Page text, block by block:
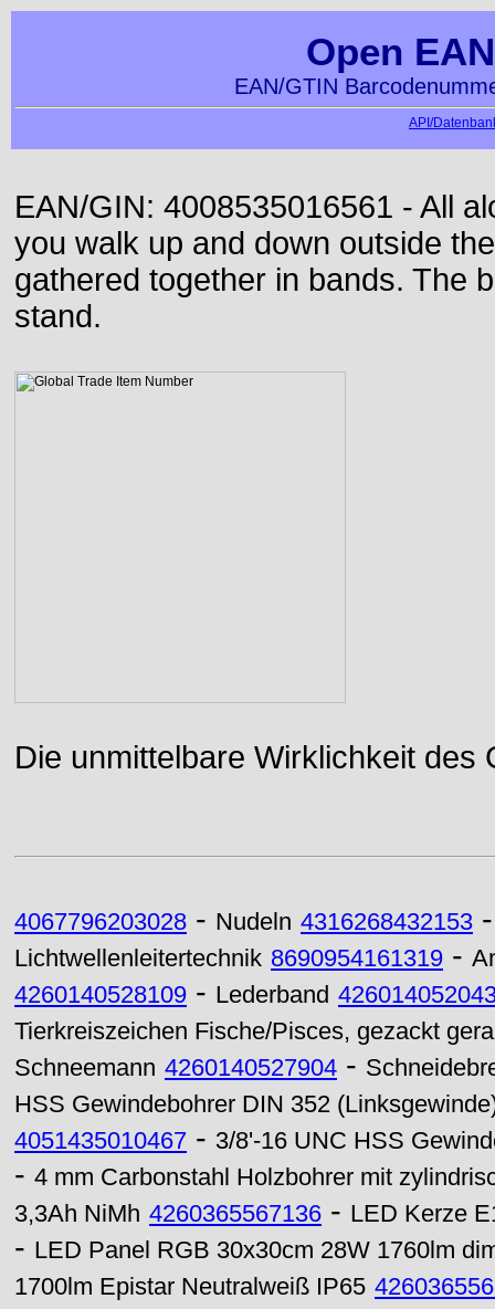
Open
EAN/GTIN
API/
EAN/GIN: 4008535016561 - All
you walk up and down outside
gathered together in bands. The
stand.
Die unmittelbare Wirklichkeit des
4067796203028 - Nudeln 4316268432153
Lichtwellenleitertechnik 8690954161319 -
4260140528109 - Lederband
Tierkreiszeichen Fische/Pisces, gezackt
Schneemann 4260140527904 -
HSS Gewindebohrer DIN 352
4051435010467 - 3/8'-16 UNC HSS
- 4 mm Carbonstahl Holzbohrer mit
3,3Ah NiMh 4260365567136 - LED Kerze
- LED Panel RGB 30x30cm 28W 1760lm
1700lm Epistar Neutralweiß IP65